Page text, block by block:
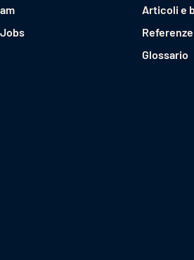
Articoli e
Referenze
Glossario